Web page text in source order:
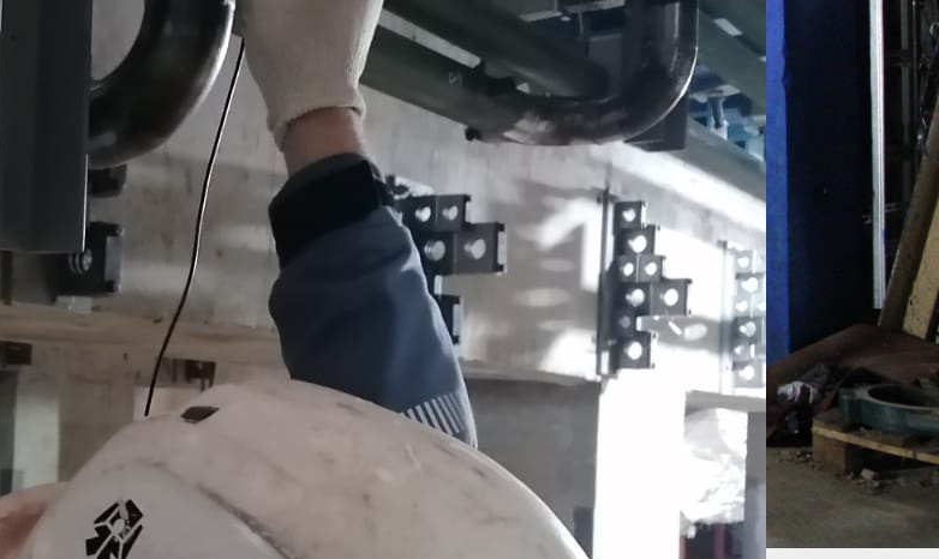
подготовку металла и оборудования к работам, послесварочную обработку и